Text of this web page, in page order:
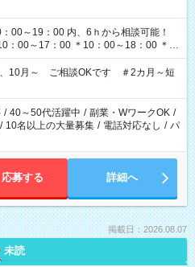
00～19：00 内、6ｈから相談可能！
：00～17：00 ＊10：00～18：00 ＊
00～19：00 ＊13：00～19：00
、10月～ ご相談OKです ＃2カ月～短
/ 40～50代活躍中 / 副業・WワークOK /
/ 10名以上の大量募集 / 電話対応なし / パ
応募する 詳細へ
掲載日：2026.08.07
未読